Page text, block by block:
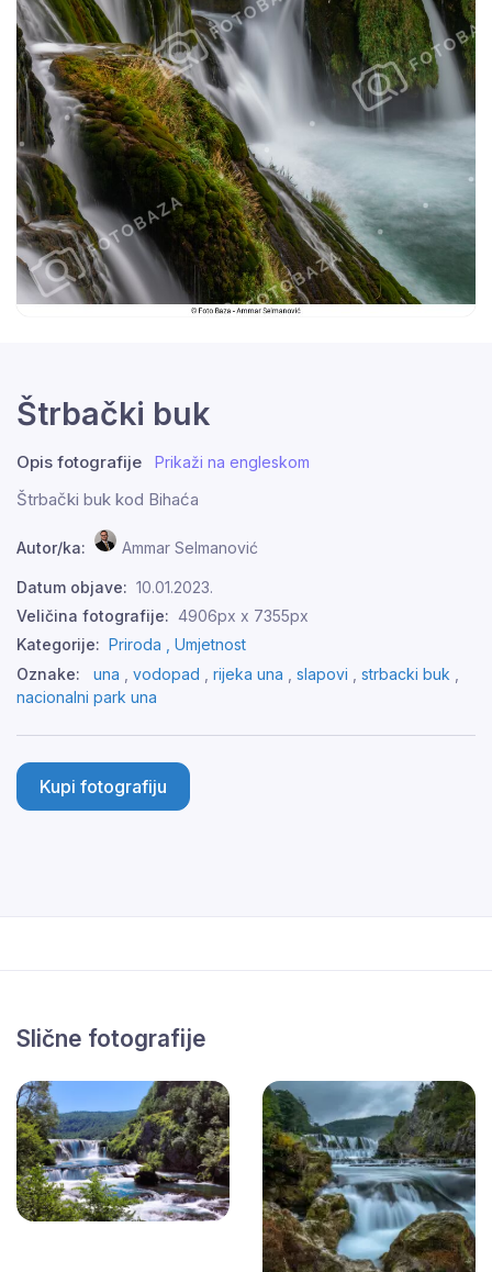
Štrbački buk
Opis fotografije Prikaži na engleskom
Štrbački buk kod Bihaća
Autor/ka: Ammar Selmanović
Datum objave: 10.01.2023.
Veličina fotografije: 4906px x 7355px
Kategorije: Priroda , Umjetnost
Oznake:
una vodopad rijeka una slapovi strbacki buk
nacionalni park una
Kupi fotografiju
Slične fotografije